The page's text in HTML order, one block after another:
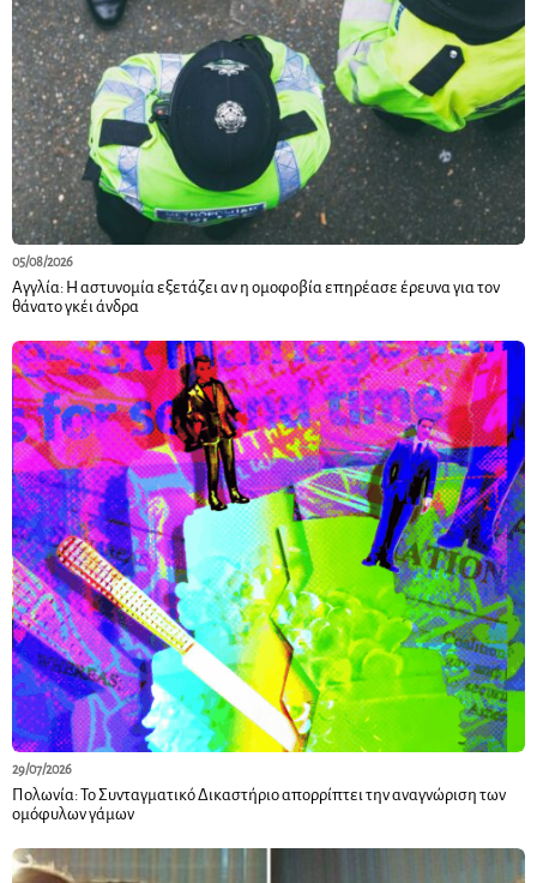
05/08/2026
Αγγλία: Η αστυνομία εξετάζει αν η ομοφοβία επηρέασε έρευνα για τον
θάνατο γκέι άνδρα
29/07/2026
Πολωνία: Το Συνταγματικό Δικαστήριο απορρίπτει την αναγνώριση των
ομόφυλων γάμων